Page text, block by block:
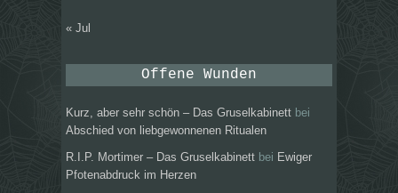
« Jul
Offene Wunden
Kurz, aber sehr schön – Das Gruselkabinett bei
Abschied von liebgewonnenen Ritualen
R.I.P. Mortimer – Das Gruselkabinett bei Ewiger
Pfotenabdruck im Herzen